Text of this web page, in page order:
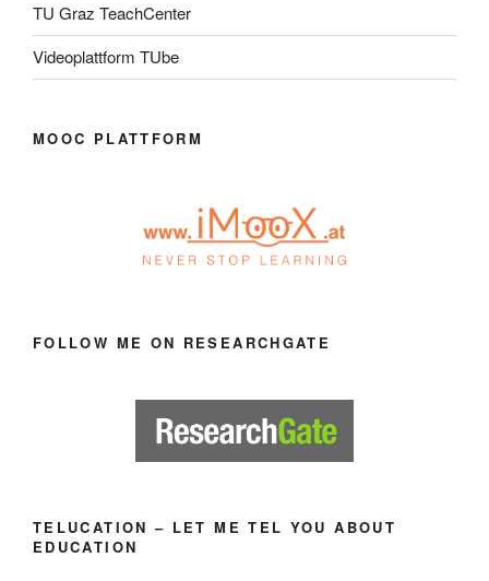
TU Graz TeachCenter
Videoplattform TUbe
MOOC PLATTFORM
FOLLOW ME ON RESEARCHGATE
TELUCATION – LET ME TEL YOU ABOUT
EDUCATION